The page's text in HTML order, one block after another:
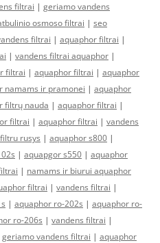
filtrai | geriamo vandens
osmoso filtrai | seo
filtrai | aquaphor filtrai |
| vandens filtrai aquaphor |
filtrai | aquaphor filtrai | aquaphor
namams ir pramonei | aquaphor
filtrų nauda | aquaphor filtrai |
filtrai | aquaphor filtrai | vandens
rusys | aquaphor s800 |
| aquapgor s550 | aquaphor
| namams ir biurui aquaphor
filtrai | vandens filtrai |
| aquaphor ro-202s | aquaphor ro-
ro-206s | vandens filtrai |
geriamo vandens filtrai | aquaphor